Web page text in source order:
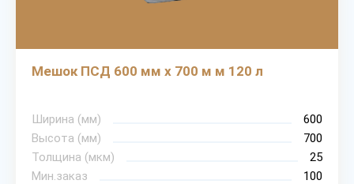
Мешок ПСД 600 мм х 700 м м 120 л
Ширина (мм)
600
Высота (мм)
700
Толщина (мкм)
25
Мин.заказ
100